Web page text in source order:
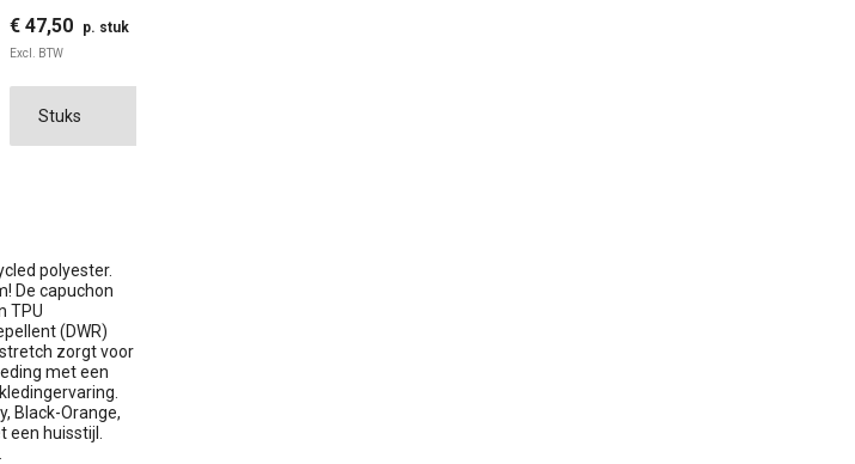
aan winkelwagen
€ 47,50 p. stuk
Excl. BTW
polyester.
De capuchon
TPU
(DWR)
zorgt voor
met een
Black-Orange,
huisstijl.